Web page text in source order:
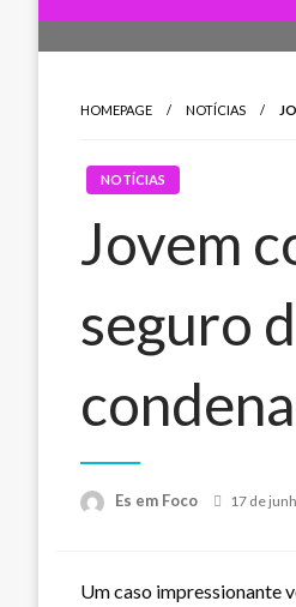
HOMEPAGE NOTÍCIAS
NOTÍCIAS
Jovem
seguro
Es em Foco
Posted
17 de
Um caso impressionante